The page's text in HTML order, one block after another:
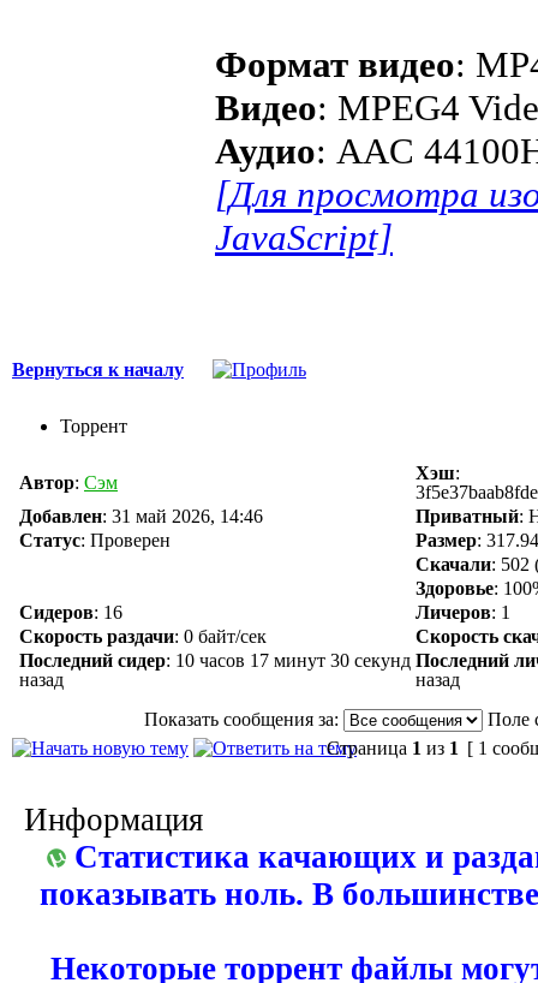
Формат видео:
Видео: MPEG4
Аудио: AAC
[Для просмотра
JavaScript]
Вернуться к началу
Торрент
Автор: Сэм Хэш:
Добавлен: 31 май 2026, 14:46 Приватный:
Статус: Проверен Размер:
Скачали: 502
Здоровье:
Сидеров: 16 Личеров: 1
Скорость раздачи: 0 байт/сек
Скорость
Последний сидер: 10 часов 17 минут 30 секунд
назад
Последний
назад
Показать сообщения за:
Поле
Страница 1 из 1 [ 1
Информация
Статистика качающих и
показывать ноль. В
Некоторые торрент файлы